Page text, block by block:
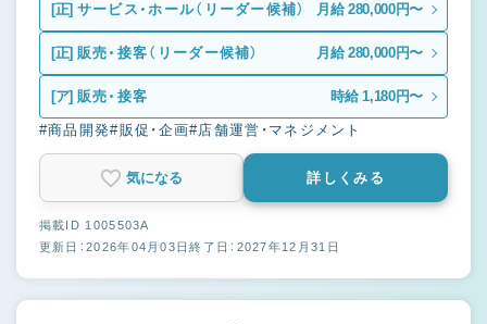
[正] サービス・ホール（リーダー候補） 月給 280,000円〜
[正] 販売・接客（リーダー候補） 月給 280,000円〜
[ア] 販売・接客 時給 1,180円〜
#商品開発#販促・企画#店舗運営・マネジメント
気になる 詳しくみる
掲載ID 1005503A
更新日：2026年04月03日終了日：2027年12月31日